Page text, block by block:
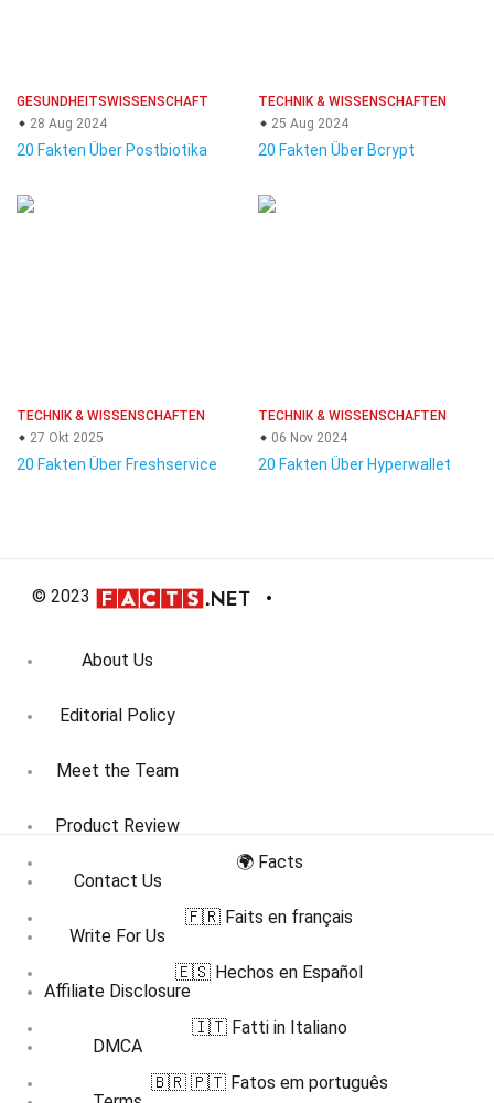
GESUNDHEITSWISSENSCHAFT
28 Aug 2024
20 Fakten Über Postbiotika
TECHNIK & WISSENSCHAFTEN
25 Aug 2024
20 Fakten Über Bcrypt
TECHNIK & WISSENSCHAFTEN
27 Okt 2025
20 Fakten Über Freshservice
TECHNIK & WISSENSCHAFTEN
06 Nov 2024
20 Fakten Über Hyperwallet
© 2023
About Us
Editorial Policy
Meet the Team
Product Review
Contact Us
Write For Us
Affiliate Disclosure
DMCA
🌍 Facts
🇫🇷 Faits en français
🇪🇸 Hechos en Español
🇮🇹 Fatti in Italiano
🇧🇷 🇵🇹 Fatos em português